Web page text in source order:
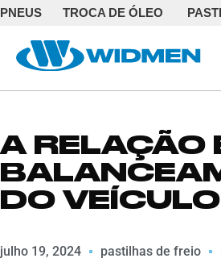
PNEUS TROCA DE ÓLEO
A RELAÇÃO
DO VEÍCULO
julho 19, 2024 pastilhas de freio